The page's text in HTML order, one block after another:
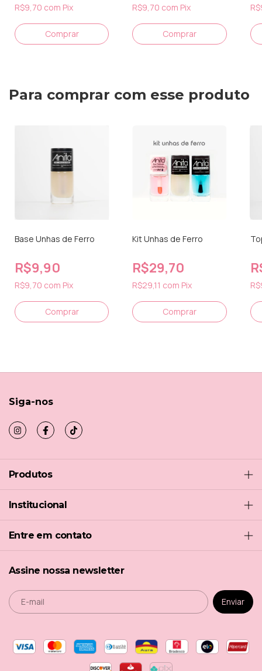
R$9,70 com Pix R$9,70 com Pix
Para comprar com esse produto
Base Unhas de Ferro
R$9,90
R$9,70 com Pix
Kit Unhas de Ferro
R$29,70
R$29,11 com Pix
Siga-nos
Produtos
Institucional
Entre em contato
Assine nossa newsletter